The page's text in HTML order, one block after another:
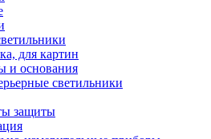
для картин
и основания
светильники
защиты